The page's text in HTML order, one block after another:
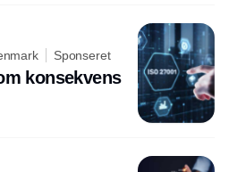
Sponseret
konsekvens